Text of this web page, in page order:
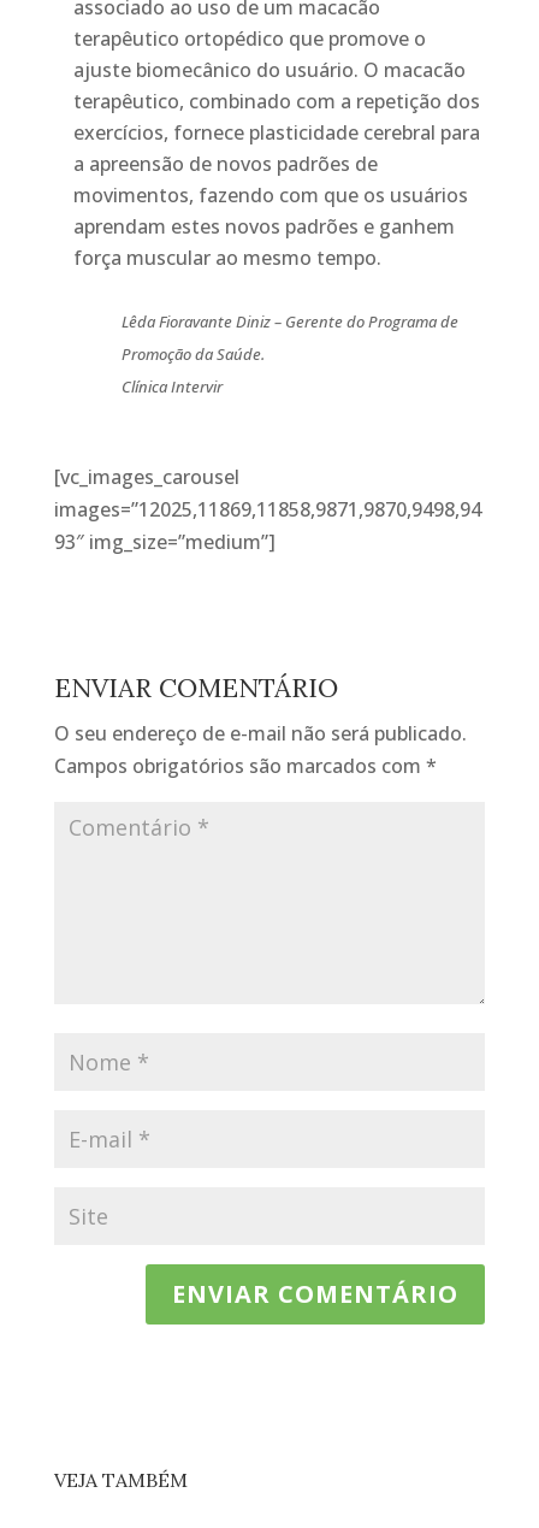
associado ao uso de um macacão
terapêutico ortopédico que promove o
ajuste biomecânico do usuário. O macacão
terapêutico, combinado com a repetição dos
exercícios, fornece plasticidade cerebral para
a apreensão de novos padrões de
movimentos, fazendo com que os usuários
aprendam estes novos padrões e ganhem
força muscular ao mesmo tempo.
Lêda Fioravante Diniz – Gerente do Programa de
Promoção da Saúde.
Clínica Intervir
[vc_images_carousel
images=”12025,11869,11858,9871,9870,9498,94
93″ img_size=”medium”]
ENVIAR COMENTÁRIO
O seu endereço de e-mail não será publicado.
Campos obrigatórios são marcados com *
VEJA TAMBÉM